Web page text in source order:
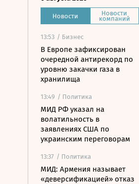
Новости Новости
компаний
13:53 / Бизнес
В Европе зафиксирован
очередной антирекорд по
уровню закачки газа в
хранилища
13:49 / Политика
МИД РФ указал на
волатильность в
заявлениях США по
украинским переговорам
13:37 / Политика
МИД: Армения называет
«деверсификацией» отказ